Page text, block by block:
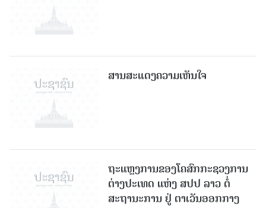
ສານສະແດງຄວາມເຫັນໃຈ
ຖະແຫຼງການຂອງໂຄສົກກະຊວງການ
ຕ່າງປະເທດ ແຫ່ງ ສປປ ລາວ ຕໍ່
ສະຖານະການ ຢູ່ ຕາເວັນອອກກາງ